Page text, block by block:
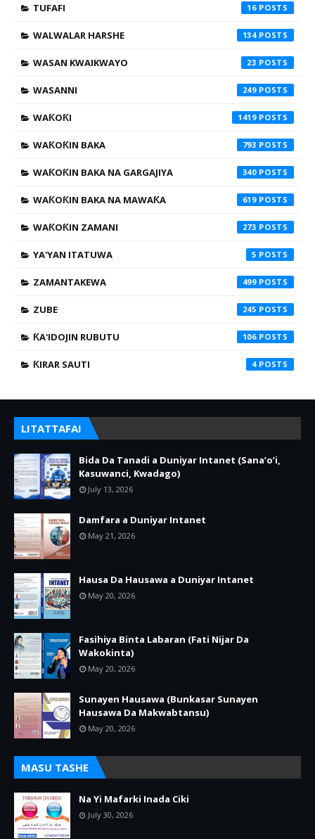
TUFAFI 16
WALWALAR HARSHE 134
WASAN KWAIKWAYO 23
WASANNI 249
WAƘOƘI 1419
WAƘOƘIN BAKA 793
WAƘOƘIN BAKA NA GARGAJIYA 340
WAƘOƘIN BAKA NA MAWAƘA 619
WAƘOƘIN ZAMANI 273
YA'YAN ITATUWA 5
ZAMANTAKEWA 499
ZUBE 245
ƘA'IDOJIN RUBUTU 106
ƘIRAR SAUTI 4
LITATTAFAI
Bida Da Tanadi a Duniyar Intanet (Sana’o’i,
Kasuwanci, Kwadago)
July 13, 2026
Damfara a Duniyar Intanet
May 21, 2026
Hausa Da Hausawa a Duniyar Intanet
May 20, 2026
Fasihiya Binta Labaran (Fati Nijar Da
Wakokinta)
May 20, 2026
Sunayen Hausawa (Bunkasar Sunayen
Hausawa Da Makwabtansu)
May 20, 2026
MASU TASHE
Na Yi Mafarki Inada Ciki
July 30, 2026